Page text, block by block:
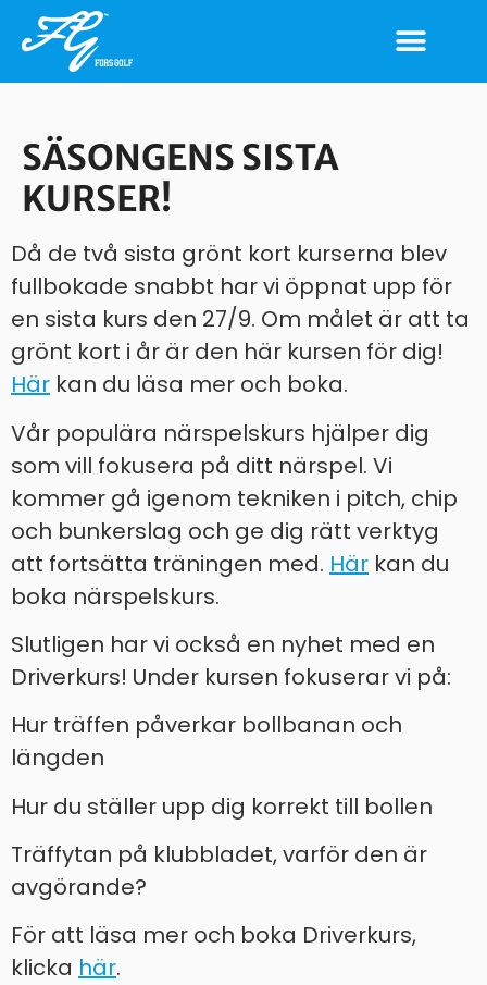
SÄSONGENS SISTA
KURSER!
Då de två sista grönt kort kurserna blev
fullbokade snabbt har vi öppnat upp för
en sista kurs den 27/9. Om målet är att ta
grönt kort i år är den här kursen för dig!
Här kan du läsa mer och boka.
Vår populära närspelskurs hjälper dig
som vill fokusera på ditt närspel. Vi
kommer gå igenom tekniken i pitch, chip
och bunkerslag och ge dig rätt verktyg
att fortsätta träningen med. Här kan du
boka närspelskurs.
Slutligen har vi också en nyhet med en
Driverkurs! Under kursen fokuserar vi på:
Hur träffen påverkar bollbanan och
längden
Hur du ställer upp dig korrekt till bollen
Träffytan på klubbladet, varför den är
avgörande?
För att läsa mer och boka Driverkurs,
klicka här.